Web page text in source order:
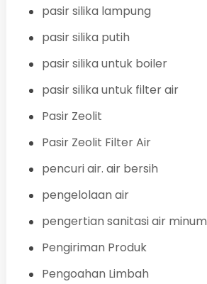
pasir silika lampung
pasir silika putih
pasir silika untuk boiler
pasir silika untuk filter air
Pasir Zeolit
Pasir Zeolit Filter Air
pencuri air. air bersih
pengelolaan air
pengertian sanitasi air minum
Pengiriman Produk
Pengoahan Limbah